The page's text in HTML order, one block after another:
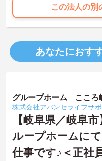
この法人の別
あなたにおす
グループホーム こころ
株式会社アバンセライフサポ
【岐阜県／岐阜
ループホームに
仕事です♪＜正社